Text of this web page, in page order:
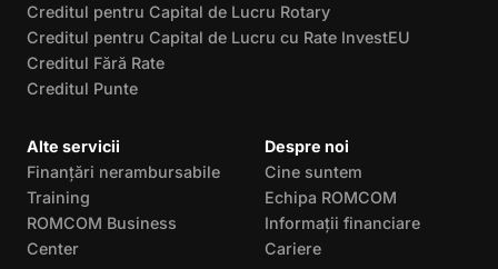
Creditul pentru Capital de Lucru Rotary
Creditul pentru Capital de Lucru cu Rate InvestEU
Creditul Fără Rate
Creditul Punte
Alte servicii
Finanțări nerambursabile
Training
ROMCOM Business
Center
Despre noi
Cine suntem
Echipa ROMCOM
Informații financiare
Cariere